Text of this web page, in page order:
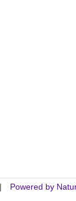
Powered by